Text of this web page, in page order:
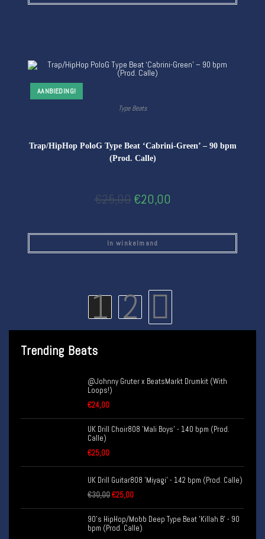
AANBIEDING!
Type Beats
Trap/HipHop PoloG Type Beat ‘Cabrini-Green’ – 90 bpm
(Prod. Calle)
€25,00 €20,00
In winkelmand
1 2
Trending Beats
@Johnny Gruter x BeatsMarkt Drumkit (With
Loops!)
€24,00
UK Drill Choir808 'Mali Boys' - 140 bpm (Prod.
Calle)
€25,00
UK Drill Guitar808 'Miyagi' - 142 bpm (Prod. Calle)
€30,00€25,00
90's HipHop/Mobb Deep Type Beat 'Killah B' - 90
bpm (Prod. Calle)